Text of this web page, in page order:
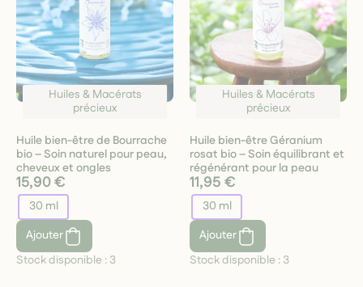
Huiles & Macérats
précieux
Huile bien-être de Bourrache
bio – Soin naturel pour peau,
cheveux et ongles
15,90 €
30 ml
Ajouter
Stock disponible : 3
Huiles & Macérats
précieux
Huile bien-être Géranium
rosat bio – Soin équilibrant et
régénérant pour la peau
11,95 €
30 ml
Ajouter
Stock disponible : 3